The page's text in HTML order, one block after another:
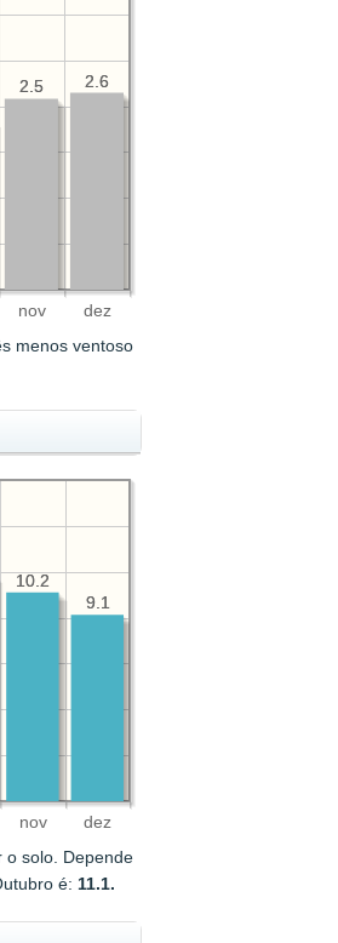
nov dez
2.6
2.5 2.6
2.5
menos ventoso
nov dez
9.1
10.2
9.1
10.2
o solo. Depende
é: 11.1.